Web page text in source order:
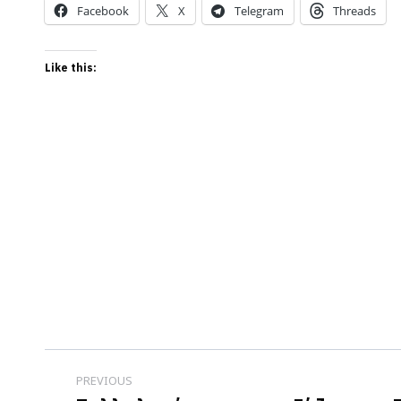
Facebook X Telegram Threads
Like this:
Post
PREVIOUS